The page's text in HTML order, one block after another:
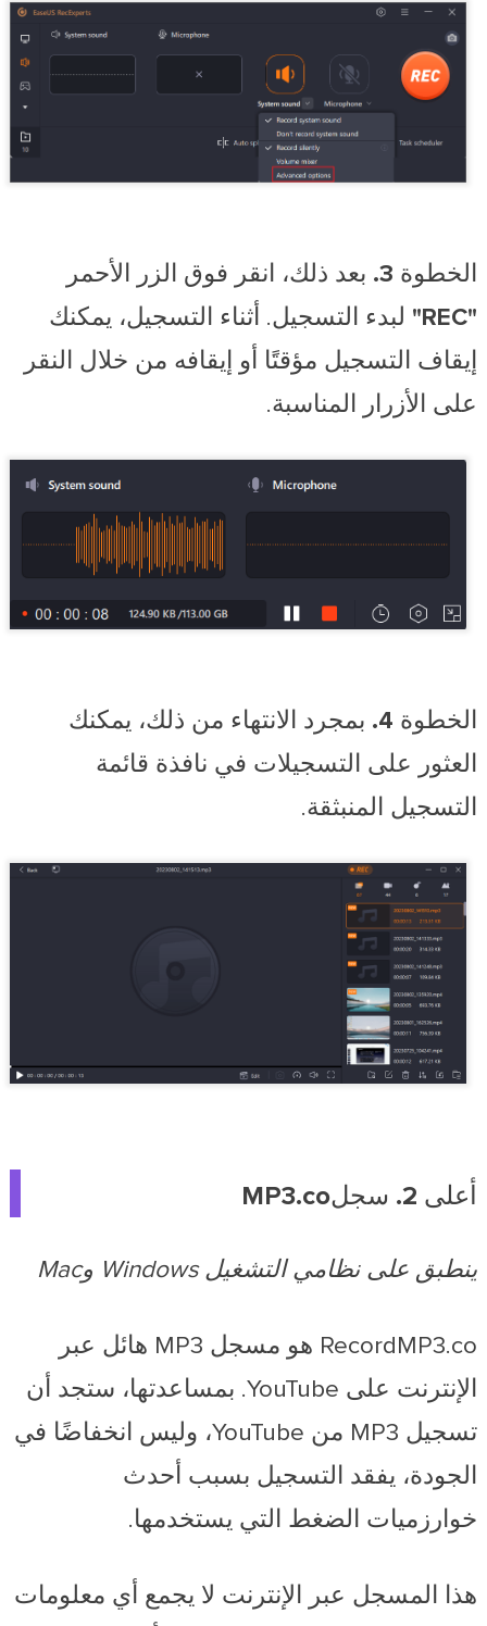
الخطوة 3.
بعد ذلك، انقر فوق الزر الأحمر
"REC"
لبدء التسجيل. أثناء التسجيل، يمكنك
إيقاف التسجيل مؤقتًا أو إيقافه من خلال النقر
على الأزرار المناسبة.
الخطوة 4.
بمجرد الانتهاء من ذلك، يمكنك
العثور على التسجيلات في نافذة قائمة
التسجيل المنبثقة.
أعلى 2. سجلMP3.co
ينطبق على نظامي التشغيل Windows وMac
RecordMP3.co هو مسجل MP3 هائل عبر
الإنترنت على YouTube. بمساعدتها، ستجد أن
تسجيل MP3 من YouTube، وليس انخفاضًا في
الجودة، يفقد التسجيل بسبب أحدث
خوارزميات الضغط التي يستخدمها.
هذا المسجل عبر الإنترنت لا يجمع أي معلومات